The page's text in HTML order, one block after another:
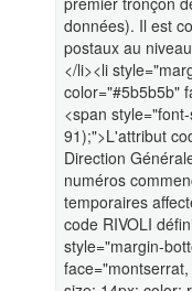
données). Il est
postaux au
</li><li
color="#5b5b5b"
<span
91);">L'attribut
Direction
numéros
temporaires
code RIVOLI
style="margin-